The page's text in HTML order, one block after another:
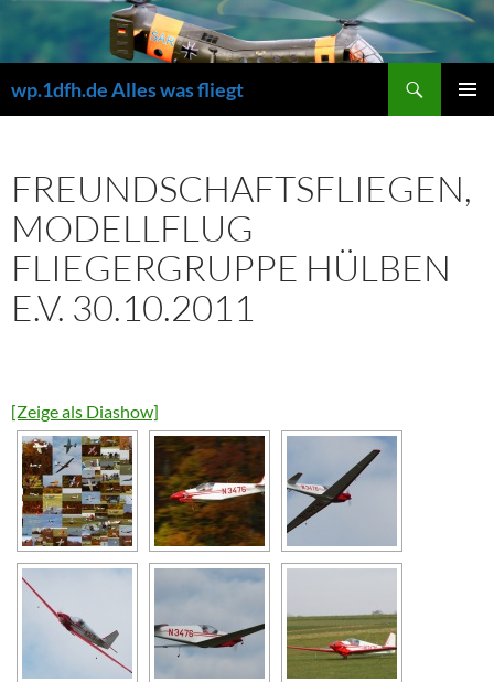
Zum
Inhalt
springen
wp.1dfh.de Alles was fliegt
FREUNDSCHAFTSFLIEGEN,
MODELLFLUG
FLIEGERGRUPPE HÜLBEN
E.V. 30.10.2011
[Zeige als Diashow]